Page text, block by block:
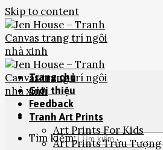
Skip to content
Tìm kiếm:
Trang chủ
Giới thiệu
Feedback
Tranh Art Prints
Art Prints For Kids
Art Prints Trừu Tượng